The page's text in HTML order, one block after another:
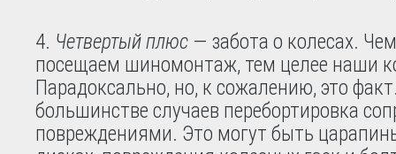
Четвертый плюс — забота о колесах.
посещаем шиномонтаж, тем целее наши
Парадоксально, но, к сожалению, это
большинстве случаев перебортировка
повреждениями. Это могут быть